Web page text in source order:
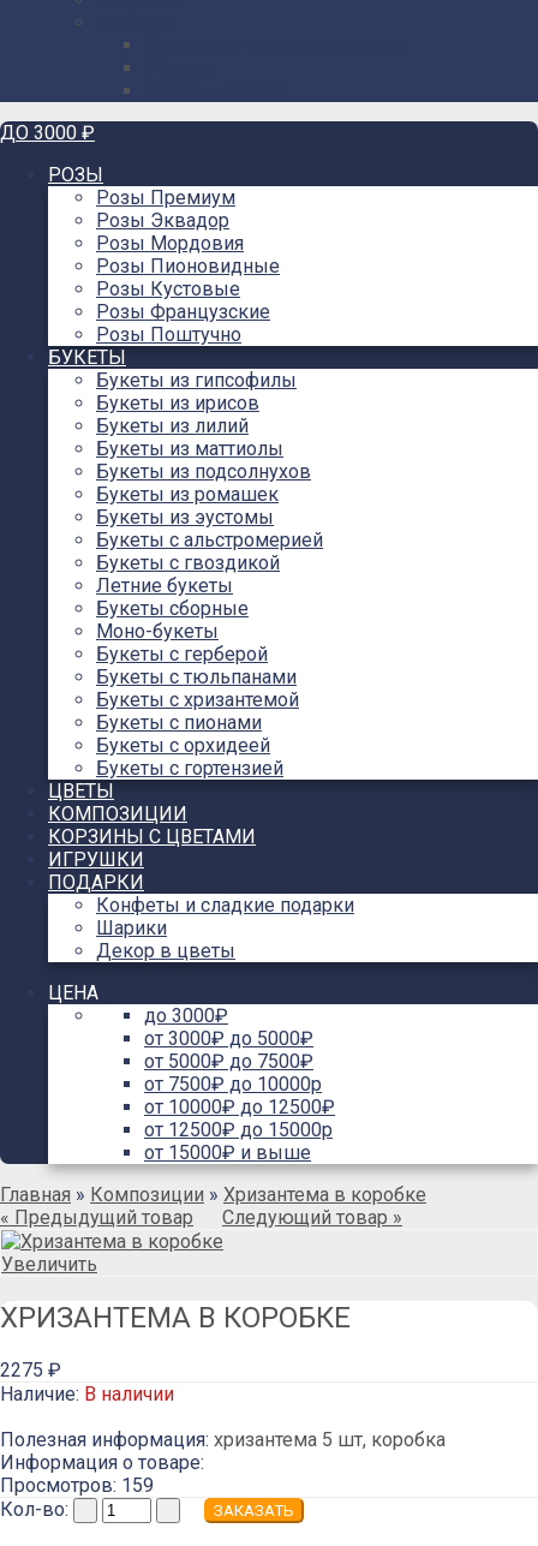
ДО 3000 ₽
РОЗЫ
Розы Премиум
Розы Эквадор
Розы Мордовия
Розы Пионовидные
Розы Кустовые
Розы Французские
Розы Поштучно
БУКЕТЫ
Букеты из гипсофилы
Букеты из ирисов
Букеты из лилий
Букеты из маттиолы
Букеты из подсолнухов
Букеты из ромашек
Букеты из эустомы
Букеты с альстромерией
Букеты с гвоздикой
Летние букеты
Букеты сборные
Моно-букеты
Букеты с герберой
Букеты с тюльпанами
Букеты с хризантемой
Букеты с пионами
Букеты с орхидеей
Букеты с гортензией
ЦВЕТЫ
КОМПОЗИЦИИ
КОРЗИНЫ С ЦВЕТАМИ
ИГРУШКИ
ПОДАРКИ
Конфеты и сладкие подарки
Шарики
Декор в цветы
ЦЕНА
до 3000₽
от 3000₽ до 5000₽
от 5000₽ до 7500₽
от 7500₽ до 10000р
от 10000₽ до 12500₽
от 12500₽ до 15000р
от 15000₽ и выше
Главная » Композиции » Хризантема в коробке
« Предыдущий товар
Следующий товар »
Увеличить
ХРИЗАНТЕМА В КОРОБКЕ
2275 ₽
Наличие: В наличии
Полезная информация: хризантема 5 шт, коробка
Информация о товаре:
Просмотров: 159
Кол-во: